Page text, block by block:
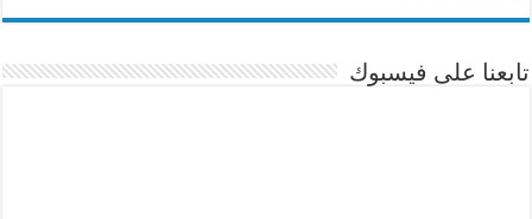
تابعنا على فيسبوك